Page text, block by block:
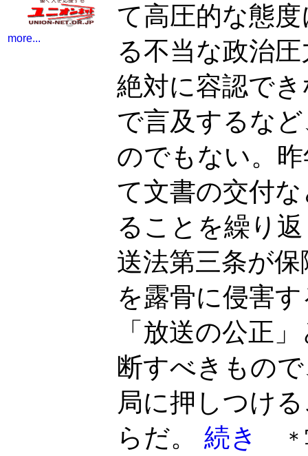
more...
て高圧的な態
る不当な政治
絶対に容認で
で言及するな
のでもない。
て文書の交付
ることを繰り
送法第三条が
を露骨に侵害
「放送の公正
断すべきもの
局に押しつけ
らだ。 続き